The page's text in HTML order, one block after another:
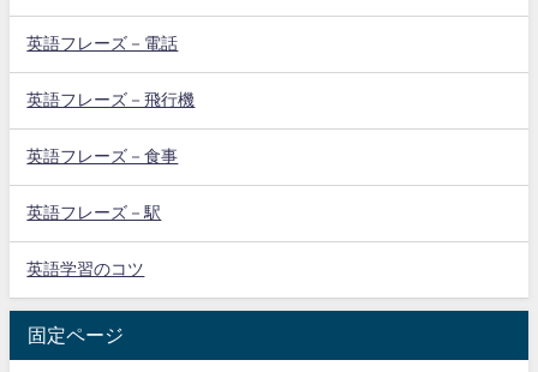
英語フレーズ－電話
英語フレーズ－飛行機
英語フレーズ－食事
英語フレーズ－駅
英語学習のコツ
固定ページ